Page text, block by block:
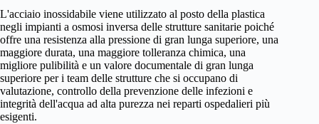
L'acciaio inossidabile viene utilizzato al posto della plastica
negli impianti a osmosi inversa delle strutture sanitarie poiché
offre una resistenza alla pressione di gran lunga superiore, una
maggiore durata, una maggiore tolleranza chimica, una
migliore pulibilità e un valore documentale di gran lunga
superiore per i team delle strutture che si occupano di
valutazione, controllo della prevenzione delle infezioni e
integrità dell'acqua ad alta purezza nei reparti ospedalieri più
esigenti.